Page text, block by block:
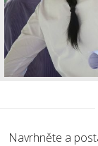
Navrhněte a